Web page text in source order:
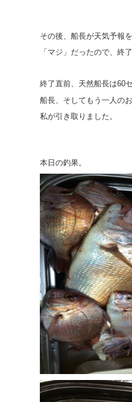
その後、船長が天気予報
「マジ」だったので、終
終了直前、天然船長は60
船長、そしてもう一人の
私が引き取りました。
本日の釣果。